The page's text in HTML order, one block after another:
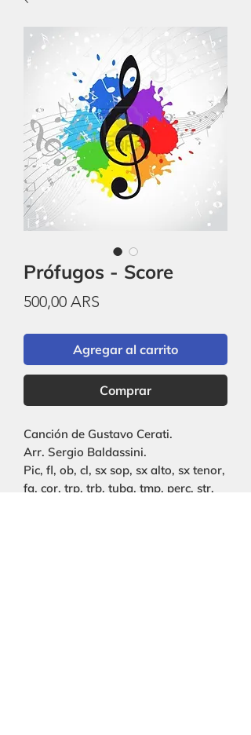
Prófugos - Score
500,00 ARS
Agregar al carrito
Comprar
Canción de Gustavo Cerati.
Arr. Sergio Baldassini.
Pic, fl, ob, cl, sx sop, sx alto, sx tenor,
fg, cor, trp, trb, tuba, tmp, perc, str,